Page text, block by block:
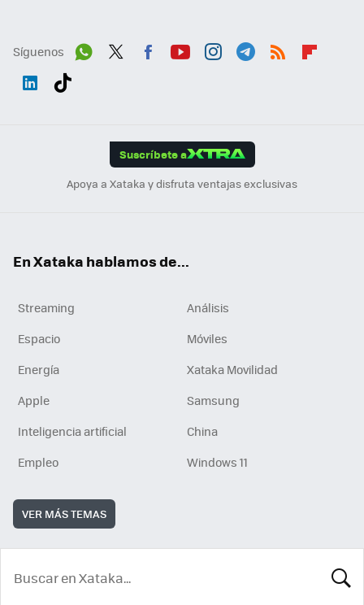
Síguenos
Suscríbete a
Apoya a Xataka y disfruta ventajas exclusivas
En Xataka hablamos de...
Streaming
Análisis
Espacio
Móviles
Energía
Xataka Movilidad
Apple
Samsung
Inteligencia artificial
China
Empleo
Windows 11
VER MÁS TEMAS